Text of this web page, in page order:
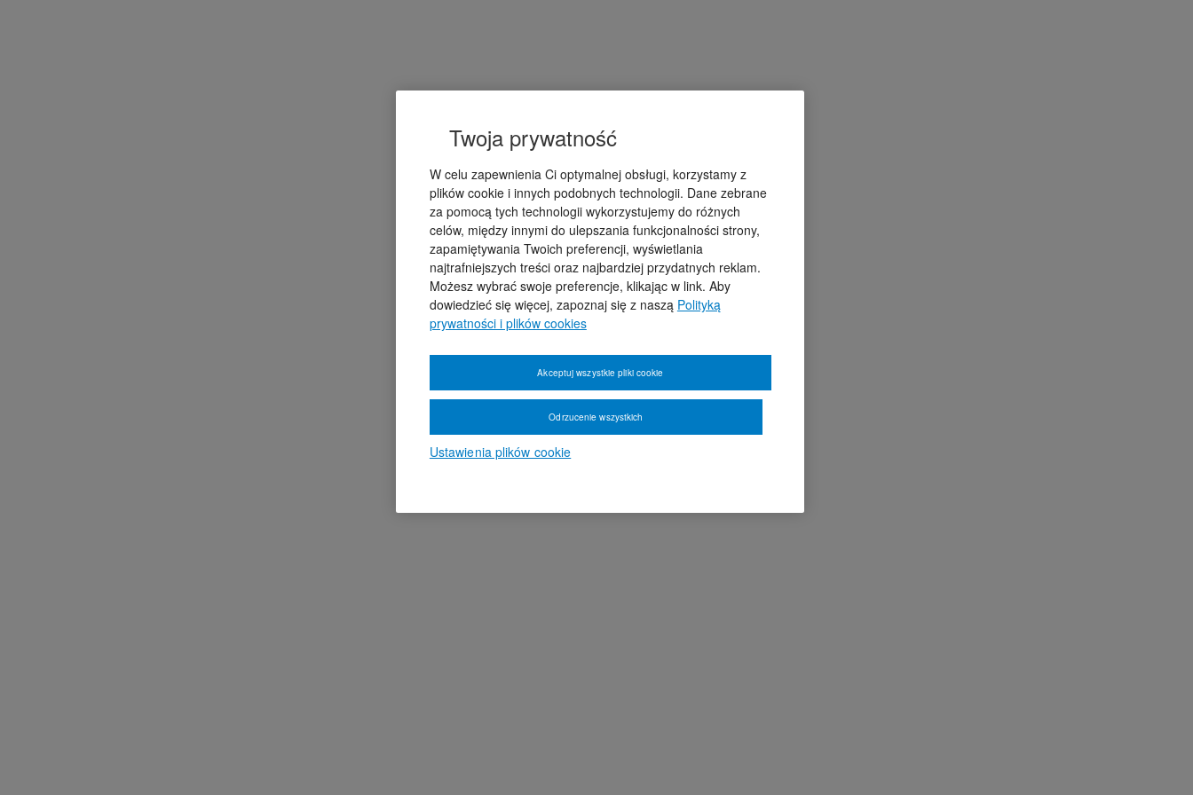
Twoja prywatność
W celu zapewnienia Ci optymalnej obsługi, korzystamy z
plików cookie i innych podobnych technologii. Dane zebrane
za pomocą tych technologii wykorzystujemy do różnych
celów, między innymi do ulepszania funkcjonalności strony,
zapamiętywania Twoich preferencji, wyświetlania
najtrafniejszych treści oraz najbardziej przydatnych reklam.
Możesz wybrać swoje preferencje, klikając w link. Aby
dowiedzieć się więcej, zapoznaj się z naszą Polityką
prywatności i plików cookies
Ustawienia plików cookie
Odrzucenie wszystkich
Akceptuj wszystkie pliki cookie